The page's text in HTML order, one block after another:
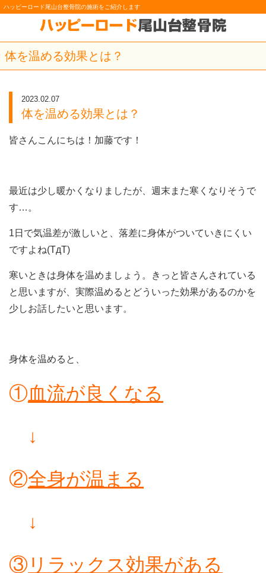
ハッピーロード尾山台整骨院の施術をご紹介します
体を温める効果とは？
2023.02.07
体を温める効果とは？
皆さんこんにちは！加藤です！
最近は少し暖かくなりましたが、週末また寒くなりそうで
す…。
1日で気温差が激しいと、落差に身体がついていきにくい
ですよね(TдT)
寒いときは身体を温めましょう。きっと皆さんされている
と思いますが、実際温めるとどういった効果があるのかを
少しお話したいと思います。
身体を温めると、
①血流が良くなる
↓
②全身が温まる
↓
③ リラックス効果がある